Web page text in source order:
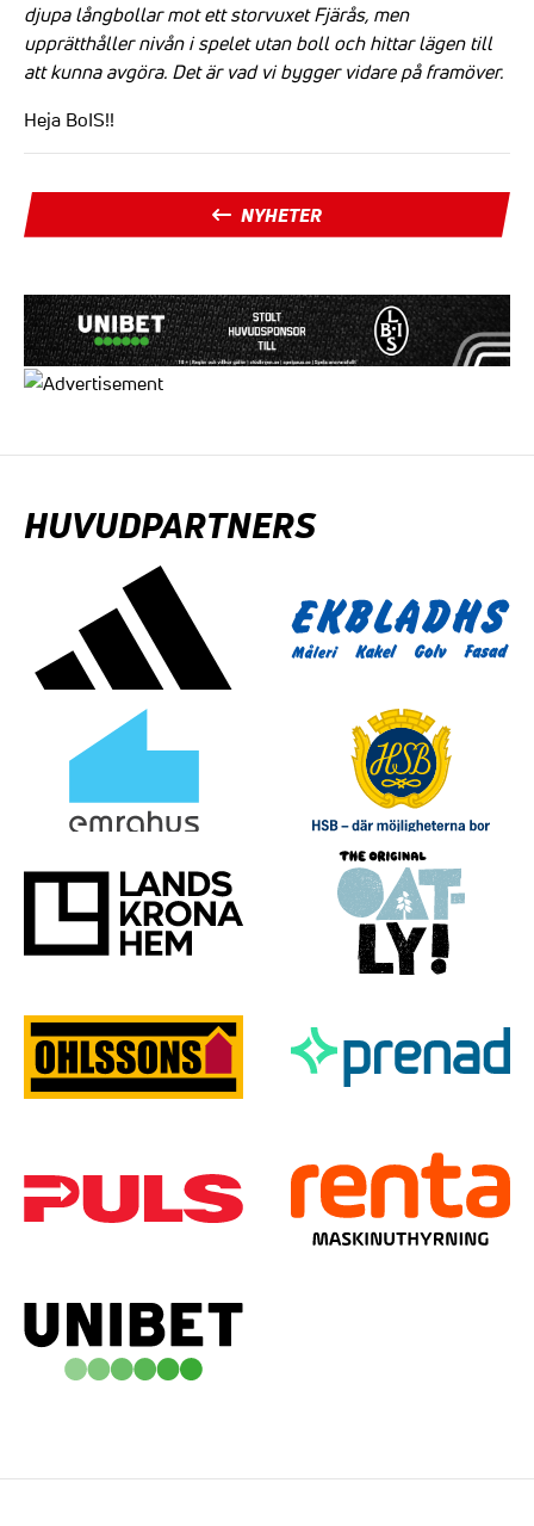
djupa långbollar mot ett storvuxet Fjärås, men
upprätthåller nivån i spelet utan boll och hittar lägen till
att kunna avgöra. Det är vad vi bygger vidare på framöver.
Heja BoIS!!
NYHETER
HUVUDPARTNERS